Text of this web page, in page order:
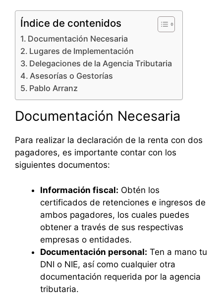
Índice de contenidos
Documentación Necesaria
Lugares de Implementación
Delegaciones de la Agencia Tributaria
Asesorías o Gestorías
Pablo Arranz
Documentación Necesaria
Para realizar la declaración de la renta con dos
pagadores, es importante contar con los
siguientes documentos:
Información fiscal: Obtén los
certificados de retenciones e ingresos de
ambos pagadores, los cuales puedes
obtener a través de sus respectivas
empresas o entidades.
Documentación personal: Ten a mano tu
DNI o NIE, así como cualquier otra
documentación requerida por la agencia
tributaria.